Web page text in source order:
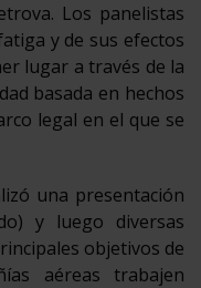
Los panelistas
y de sus efectos
lugar a través de la
basada en hechos
legal en el que se
una presentación
y luego diversas
objetivos de
aéreas trabajen